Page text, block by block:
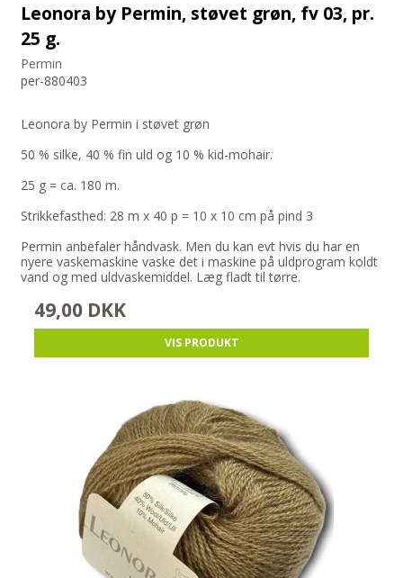
Leonora by Permin, støvet grøn, fv 03, pr.
25 g.
Permin
per-880403
Leonora by Permin i støvet grøn
50 % silke, 40 % fin uld og 10 % kid-mohair.
25 g = ca. 180 m.
Strikkefasthed: 28 m x 40 p = 10 x 10 cm på pind 3
Permin anbefaler håndvask. Men du kan evt hvis du har en
nyere vaskemaskine vaske det i maskine på uldprogram koldt
vand og med uldvaskemiddel. Læg fladt til tørre.
49,00 DKK
VIS PRODUKT